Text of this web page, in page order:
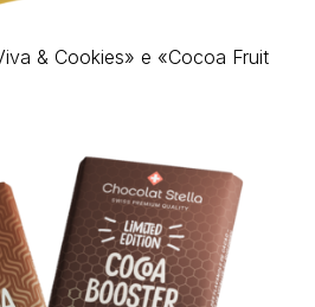
& Cookies» e «Cocoa Fruit